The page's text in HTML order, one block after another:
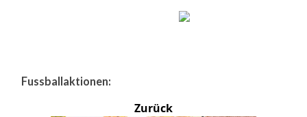
Fussballaktionen:
Zurück